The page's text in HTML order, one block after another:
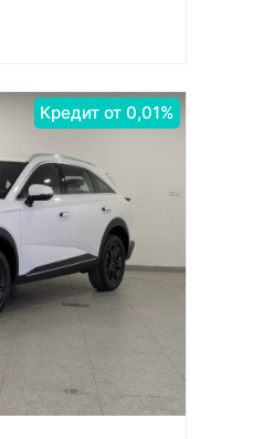
Кредит от 0,01%